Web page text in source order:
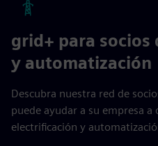
grid+ para
y automatización
Descubra nuestra red de
puede ayudar a su empresa
electrificación y